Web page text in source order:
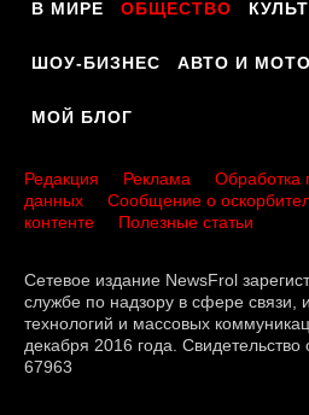
В МИРЕ ОБЩЕСТВО
ШОУ-БИЗНЕС АВТО И МОТО
МОЙ БЛОГ
Редакция Реклама
Обработка
данных
Сообщение о
контенте
Полезные статьи
Сетевое издание NewsFrol
службе по надзору в сфере
технологий и массовых
декабря 2016 года.
67963